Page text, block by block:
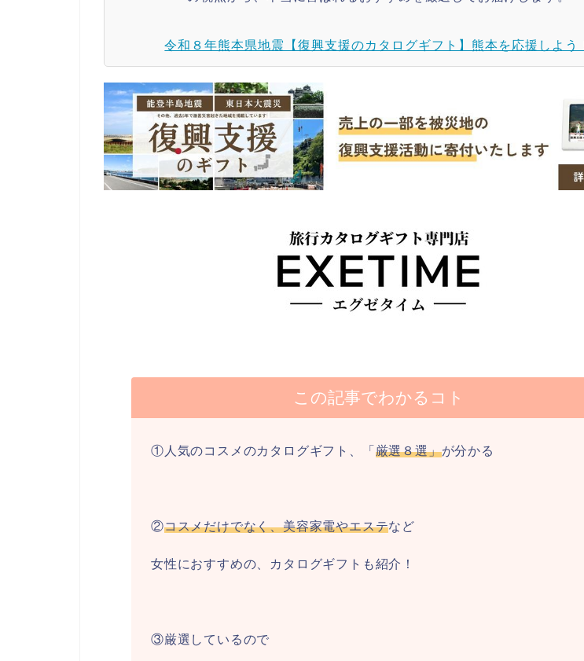
令和８年熊本県地震【復興支援のカタログギフト】熊本を応援しよう
この記事でわかるコト
①人気のコスメのカタログギフト、「 厳選８選」が分かる
②コスメだけでなく、美容家電やエステなど
女性におすすめの、カタログギフトも紹介！
③厳選しているので